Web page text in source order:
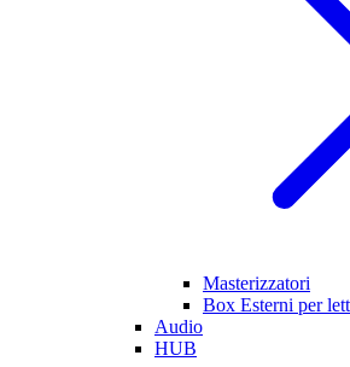
Masterizzatori
Box Esterni per
Audio
HUB